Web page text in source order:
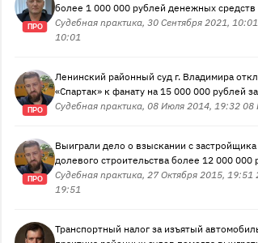
ПРО
более 1 000 000 рублей денежных
Судебная практика, 30 Сентября 2021,
10:01
ПРО
Ленинский районный суд г. Владимира
«Спартак» к фанату на 15 000 000 рублей
Судебная практика, 08 Июля 2014, 19:32
ПРО
Выиграли дело о взыскании с
долевого строительства более 12 000 000
Судебная практика, 27 Октября 2015, 19:51
19:51
Транспортный налог за изъятый